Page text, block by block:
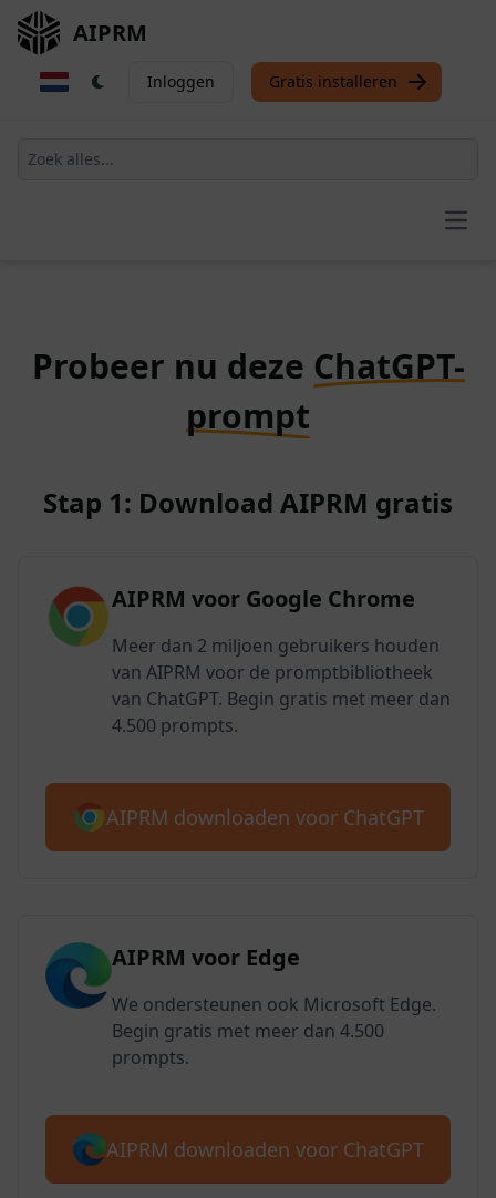
AIPRM
Inloggen Gratis installeren
Probeer nu deze ChatGPT-
prompt
Stap 1: Download AIPRM gratis
AIPRM voor Google Chrome
Meer dan 2 miljoen gebruikers houden
van AIPRM voor de promptbibliotheek
van ChatGPT. Begin gratis met meer dan
4.500 prompts.
AIPRM downloaden voor ChatGPT
AIPRM voor Edge
We ondersteunen ook Microsoft Edge.
Begin gratis met meer dan 4.500
prompts.
AIPRM downloaden voor ChatGPT